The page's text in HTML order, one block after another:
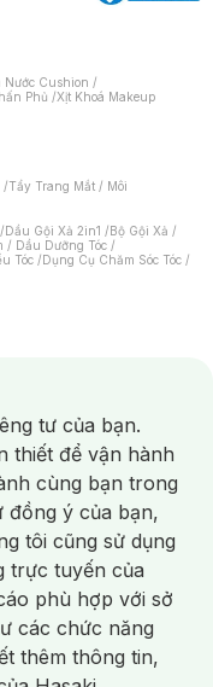
Nước Cushion /
Phủ /Xịt Khoá Makeup
/Tẩy Trang Mắt / Môi
/Dầu Gội Xả 2in1 /Bộ Gội Xả /
/ Dầu Dưỡng Tóc /
Tóc /Dụng Cụ Chăm Sóc Tóc /
Hơi /Nước Rửa Tay/
Chải Điện/
/ Nước Súc Miệng/
Sinh/Dưỡng Vùng Kín/
/Bọt Cạo Râu /Dao Cạo Râu/
Hóa/ Da Mụn/
Tàn Nhang
Mặt Máy Chăm Sóc Da
tư của bạn.
thiết để vận hành
cùng bạn trong
đồng ý của bạn,
tôi cũng sử dụng
trực tuyến của
phù hợp với sở
các chức năng
thêm thông tin,